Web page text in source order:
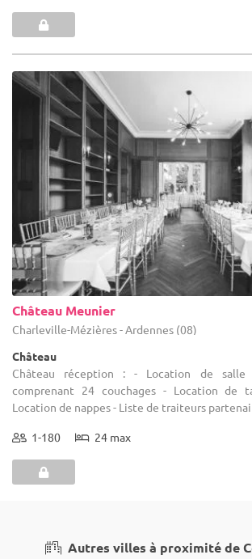
Château Meunier
Charleville-Mézières - Ardennes (08)
Château
Château réception : - Location de salle
comprenant 24 couchages - Location de
Location de nappes - Liste de traiteurs
1-180 24 max
Autres villes à proximité de